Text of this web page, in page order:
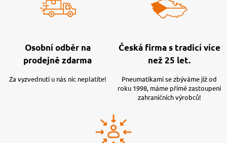
Osobní odběr na
prodejně zdarma
Za vyzvednutí u nás nic neplatíte!
Česká firma s tradicí více
než 25 let.
Pneumatikami se zbýváme již od
roku 1998, máme přímé zastoupení
zahraničních výrobců!